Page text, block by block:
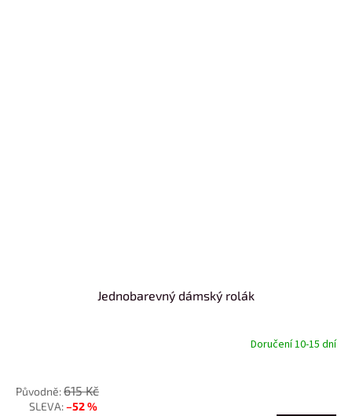
Jednobarevný dámský rolák
Doručení 10-15 dní
615 Kč
–52 %